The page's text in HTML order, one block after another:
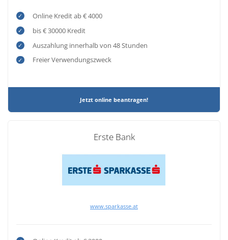
Online Kredit ab € 4000
bis € 30000 Kredit
Auszahlung innerhalb von 48 Stunden
Freier Verwendungszweck
Jetzt online beantragen!
Erste Bank
www.sparkasse.at